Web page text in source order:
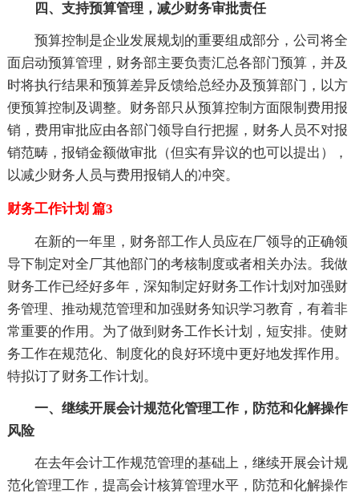
四、支持预算管理，减少财务审批责任
预算控制是企业发展规划的重要组成部分，公司将全
面启动预算管理，财务部主要负责汇总各部门预算，并及
时将执行结果和预算差异反馈给总经办及预算部门，以方
便预算控制及调整。财务部只从预算控制方面限制费用报
销，费用审批应由各部门领导自行把握，财务人员不对报
销范畴，报销金额做审批（但实有异议的也可以提出），
以减少财务人员与费用报销人的冲突。
财务工作计划 篇3
在新的一年里，财务部工作人员应在厂领导的正确领
导下制定对全厂其他部门的考核制度或者相关办法。我做
财务工作已经好多年，深知制定好财务工作计划对加强财
务管理、推动规范管理和加强财务知识学习教育，有着非
常重要的作用。为了做到财务工作长计划，短安排。使财
务工作在规范化、制度化的良好环境中更好地发挥作用。
特拟订了财务工作计划。
一、继续开展会计规范化管理工作，防范和化解操作
风险
在去年会计工作规范管理的基础上，继续开展会计规
范化管理工作，提高会计核算管理水平，防范和化解操作